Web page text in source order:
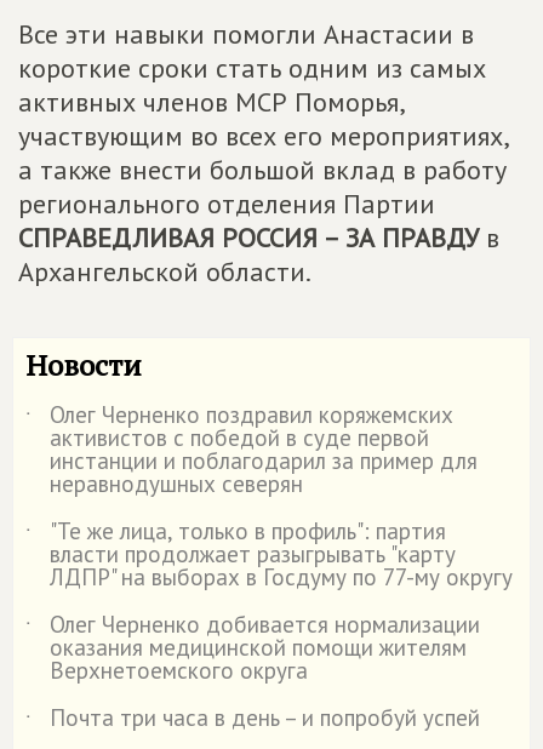
Все эти навыки помогли Анастасии в
короткие сроки стать одним из самых
активных членов МСР Поморья,
участвующим во всех его мероприятиях,
а также внести большой вклад в работу
регионального отделения Партии
СПРАВЕДЛИВАЯ РОССИЯ – ЗА ПРАВДУв
Архангельской области.
Новости
˙ Олег Черненко поздравил коряжемских
активистов с победой в суде первой
инстанции и поблагодарил за пример для
неравнодушных северян
˙
"Те же лица, только в профиль": партия
власти продолжает разыгрывать "карту
ЛДПР" на выборах в Госдуму по 77-му округу
˙
Олег Черненко добивается нормализации
оказания медицинской помощи жителям
Верхнетоемского округа
˙
Почта три часа в день – и попробуй успей